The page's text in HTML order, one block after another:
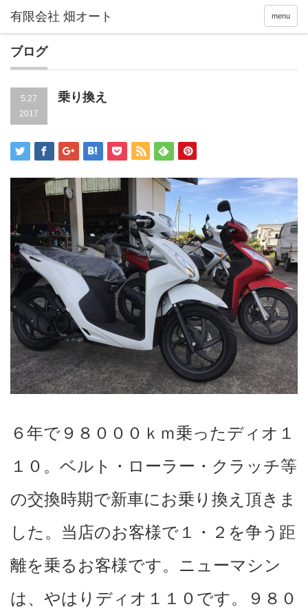
menu
ブログ
5.27
2017
乗り換え
６年で９８０００ｋｍ乗ったディオ１
１０。ベルト・ローラー・クラッチ等
の交換時期で新車にお乗り換え頂きま
した。当店のお客様で１・２を争う距
離を乗るお客様です。ニューマシン
は、やはりディオ１１０です。９８０